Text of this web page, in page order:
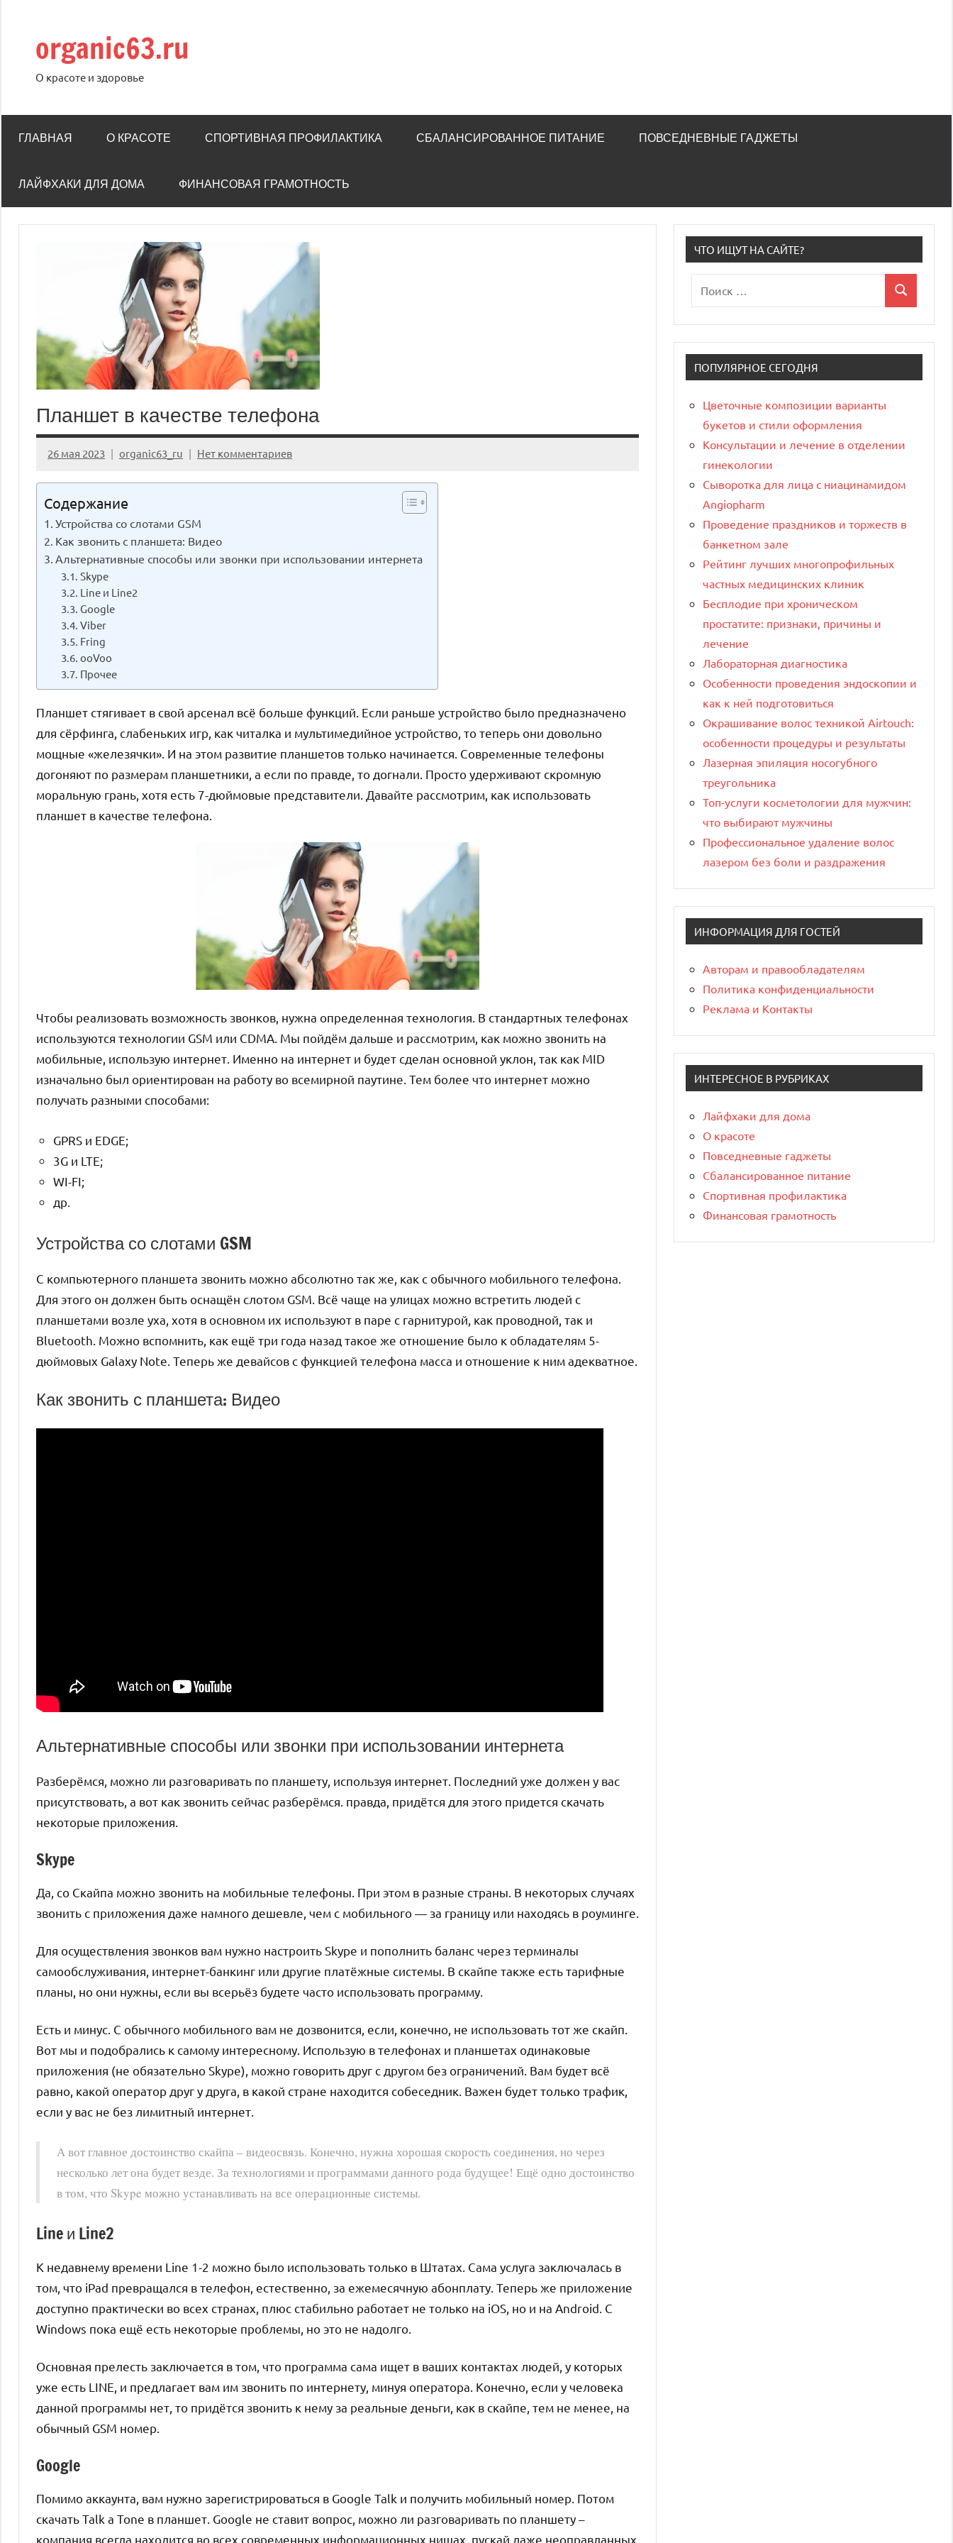
содержимому
organic63.ru
О красоте и здоровье
ГЛАВНАЯ О КРАСОТЕ СПОРТИВНАЯ ПРОФИЛАКТИКА СБАЛАНСИРОВАННОЕ ПИТАНИЕ ПОВСЕДНЕВНЫЕ ГАДЖЕТЫ
ЛАЙФХАКИ ДЛЯ ДОМА ФИНАНСОВАЯ ГРАМОТНОСТЬ
Планшет в качестве телефона
26 мая 2023 organic63_ru Нет комментариев
Содержание
Устройства со слотами GSM
Как звонить с планшета: Видео
Альтернативные способы или звонки при использовании интернета
Skype
Line и Line2
Google
Viber
Fring
ooVoo
Прочее
Планшет стягивает в свой арсенал всё больше функций. Если раньше устройство было предназначено
для сёрфинга, слабеньких игр, как читалка и мультимедийное устройство, то теперь они довольно
мощные «железячки». И на этом развитие планшетов только начинается. Современные телефоны
догоняют по размерам планшетники, а если по правде, то догнали. Просто удерживают скромную
моральную грань, хотя есть 7-дюймовые представители. Давайте рассмотрим, как использовать
планшет в качестве телефона.
Чтобы реализовать возможность звонков, нужна определенная технология. В стандартных телефонах
используются технологии GSM или CDMA. Мы пойдём дальше и рассмотрим, как можно звонить на
мобильные, использую интернет. Именно на интернет и будет сделан основной уклон, так как MID
изначально был ориентирован на работу во всемирной паутине. Тем более что интернет можно
получать разными способами:
GPRS и EDGE;
3G и LTE;
WI-FI;
др.
Устройства со слотами GSM
C компьютерного планшета звонить можно абсолютно так же, как с обычного мобильного телефона.
Для этого он должен быть оснащён слотом GSM. Всё чаще на улицах можно встретить людей с
планшетами возле уха, хотя в основном их используют в паре с гарнитурой, как проводной, так и
Bluetooth. Можно вспомнить, как ещё три года назад такое же отношение было к обладателям 5-
дюймовых Galaxy Note. Теперь же девайсов с функцией телефона масса и отношение к ним адекватное.
Как звонить с планшета: Видео
Альтернативные способы или звонки при использовании интернета
Разберёмся, можно ли разговаривать по планшету, используя интернет. Последний уже должен у вас
присутствовать, а вот как звонить сейчас разберёмся. правда, придётся для этого придется скачать
некоторые приложения.
Skype
Да, со Скайпа можно звонить на мобильные телефоны. При этом в разные страны. В некоторых случаях
звонить с приложения даже намного дешевле, чем с мобильного — за границу или находясь в роуминге.
Для осуществления звонков вам нужно настроить Skype и пополнить баланс через терминалы
самообслуживания, интернет-банкинг или другие платёжные системы. В скайпе также есть тарифные
планы, но они нужны, если вы всерьёз будете часто использовать программу.
Есть и минус. С обычного мобильного вам не дозвонится, если, конечно, не использовать тот же скайп.
Вот мы и подобрались к самому интересному. Использую в телефонах и планшетах одинаковые
приложения (не обязательно Skype), можно говорить друг с другом без ограничений. Вам будет всё
равно, какой оператор друг у друга, в какой стране находится собеседник. Важен будет только трафик,
если у вас не без лимитный интернет.
А вот главное достоинство скайпа – видеосвязь. Конечно, нужна хорошая скорость соединения, но через
несколько лет она будет везде. За технологиями и программами данного рода будущее! Ещё одно достоинство
в том, что Skype можно устанавливать на все операционные системы.
Line и Line2
К недавнему времени Line 1-2 можно было использовать только в Штатах. Сама услуга заключалась в
том, что iPad превращался в телефон, естественно, за ежемесячную абонплату. Теперь же приложение
доступно практически во всех странах, плюс стабильно работает не только на iOS, но и на Android. C
Windows пока ещё есть некоторые проблемы, но это не надолго.
Основная прелесть заключается в том, что программа сама ищет в ваших контактах людей, у которых
уже есть LINE, и предлагает вам им звонить по интернету, минуя оператора. Конечно, если у человека
данной программы нет, то придётся звонить к нему за реальные деньги, как в скайпе, тем не менее, на
обычный GSM номер.
Google
Помимо аккаунта, вам нужно зарегистрироваться в Google Talk и получить мобильный номер. Потом
скачать Talk a Tone в планшет. Google не ставит вопрос, можно ли разговаривать по планшету –
компания всегда находится во всех современных информационных нишах, пускай даже неоправданных
ЧТО ИЩУТ НА САЙТЕ?
для:
Поиск
ПОПУЛЯРНОЕ СЕГОДНЯ
Цветочные композиции варианты
букетов и стили оформления
Консультации и лечение в отделении
гинекологии
Сыворотка для лица с ниацинамидом
Angiopharm
Проведение праздников и торжеств в
банкетном зале
Рейтинг лучших многопрофильных
частных медицинских клиник
Бесплодие при хроническом
простатите: признаки, причины и
лечение
Лабораторная диагностика
Особенности проведения эндоскопии и
как к ней подготовиться
Окрашивание волос техникой Airtouch:
особенности процедуры и результаты
Лазерная эпиляция носогубного
треугольника
Топ-услуги косметологии для мужчин:
что выбирают мужчины
Профессиональное удаление волос
лазером без боли и раздражения
ИНФОРМАЦИЯ ДЛЯ ГОСТЕЙ
Авторам и правообладателям
Политика конфиденциальности
Реклама и Контакты
ИНТЕРЕСНОЕ В РУБРИКАХ
Лайфхаки для дома
О красоте
Повседневные гаджеты
Сбалансированное питание
Спортивная профилактика
Финансовая грамотность